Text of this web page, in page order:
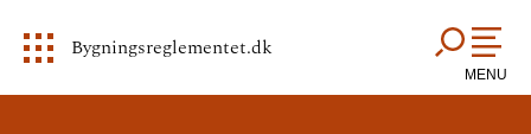
Bygningsreglementet.dk
MENU